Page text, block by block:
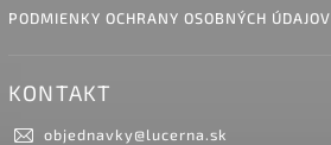
PODMIENKY OCHRANY OSOBNÝCH ÚDAJOV
KONTAKT
objednavky@lucerna.sk